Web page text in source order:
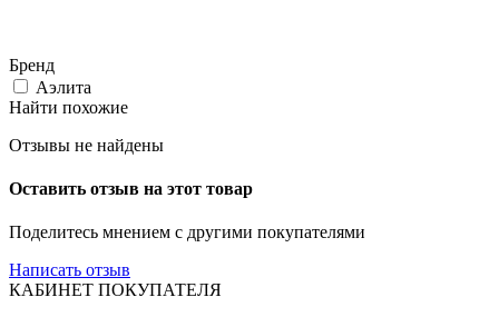
Бренд
Аэлита
Найти похожие
Отзывы не найдены
Оставить отзыв на этот товар
Поделитесь мнением с другими покупателями
Написать отзыв
КАБИНЕТ ПОКУПАТЕЛЯ